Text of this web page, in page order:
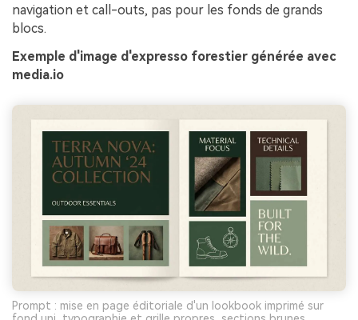
navigation et call-outs, pas pour les fonds de grands
blocs.
Exemple d'image d'expresso forestier générée avec
media.io
Prompt : mise en page éditoriale d'un lookbook imprimé sur